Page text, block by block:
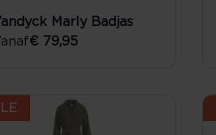
Marly Badjas
€ 79,95